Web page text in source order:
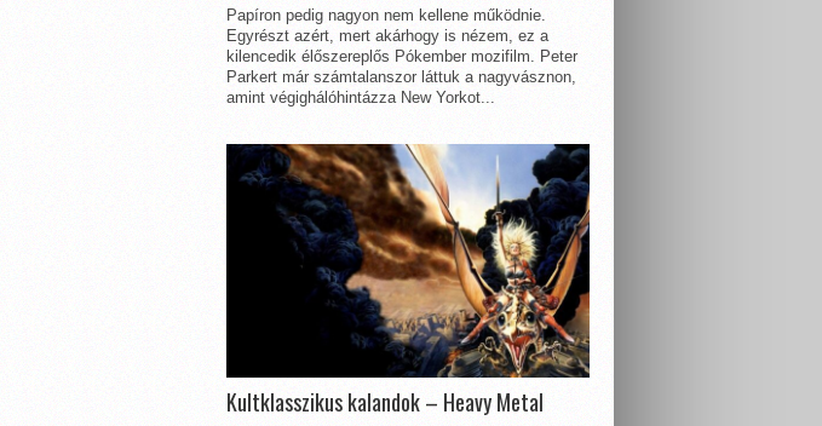
Papíron pedig nagyon nem kellene működnie.
Egyrészt azért, mert akárhogy is nézem, ez a
kilencedik élőszereplős Pókember mozifilm. Peter
Parkert már számtalanszor láttuk a nagyvásznon,
amint végighálóhintázza New Yorkot...
Kultklasszikus kalandok – Heavy Metal